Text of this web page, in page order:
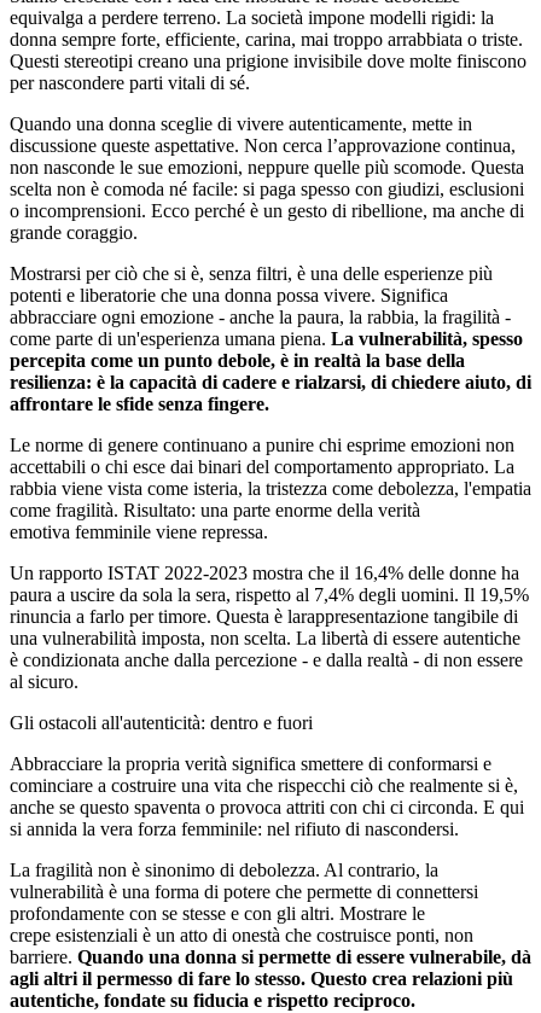
equivalga a perdere terreno. La società impone modelli rigidi: la
donna sempre forte, efficiente, carina, mai troppo arrabbiata o triste.
Questi stereotipi creano una prigione invisibile dove molte finiscono
per nascondere parti vitali di sé.
Quando una donna sceglie di vivere autenticamente, mette in
discussione queste aspettative. Non cerca l’approvazione continua,
non nasconde le sue emozioni, neppure quelle più scomode. Questa
scelta non è comoda né facile: si paga spesso con giudizi, esclusioni
o incomprensioni. Ecco perché è un gesto di ribellione, ma anche di
grande coraggio.
Mostrarsi per ciò che si è, senza filtri, è una delle esperienze più
potenti e liberatorie che una donna possa vivere. Significa
abbracciare ogni emozione - anche la paura, la rabbia, la fragilità -
come parte di un'esperienza umana piena. La vulnerabilità, spesso
percepita come un punto debole, è in realtà la base della
resilienza: è la capacità di cadere e rialzarsi, di chiedere aiuto, di
affrontare le sfide senza fingere.
Le norme di genere continuano a punire chi esprime emozioni non
accettabili o chi esce dai binari del comportamento appropriato. La
rabbia viene vista come isteria, la tristezza come debolezza, l'empatia
come fragilità. Risultato: una parte enorme della verità
emotiva femminile viene repressa.
Un rapporto ISTAT 2022-2023 mostra che il 16,4% delle donne ha
paura a uscire da sola la sera, rispetto al 7,4% degli uomini. Il 19,5%
rinuncia a farlo per timore. Questa è larappresentazione tangibile di
una vulnerabilità imposta, non scelta. La libertà di essere autentiche
è condizionata anche dalla percezione - e dalla realtà - di non essere
al sicuro.
Gli ostacoli all'autenticità: dentro e fuori
Abbracciare la propria verità significa smettere di conformarsi e
cominciare a costruire una vita che rispecchi ciò che realmente si è,
anche se questo spaventa o provoca attriti con chi ci circonda. E qui
si annida la vera forza femminile: nel rifiuto di nascondersi.
La fragilità non è sinonimo di debolezza. Al contrario, la
vulnerabilità è una forma di potere che permette di connettersi
profondamente con se stesse e con gli altri. Mostrare le
crepe esistenziali è un atto di onestà che costruisce ponti, non
barriere. Quando una donna si permette di essere vulnerabile, dà
agli altri il permesso di fare lo stesso. Questo crea relazioni più
autentiche, fondate su fiducia e rispetto reciproco.